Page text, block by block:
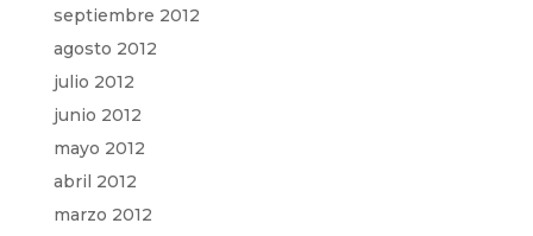
septiembre 2012
agosto 2012
julio 2012
junio 2012
mayo 2012
abril 2012
marzo 2012